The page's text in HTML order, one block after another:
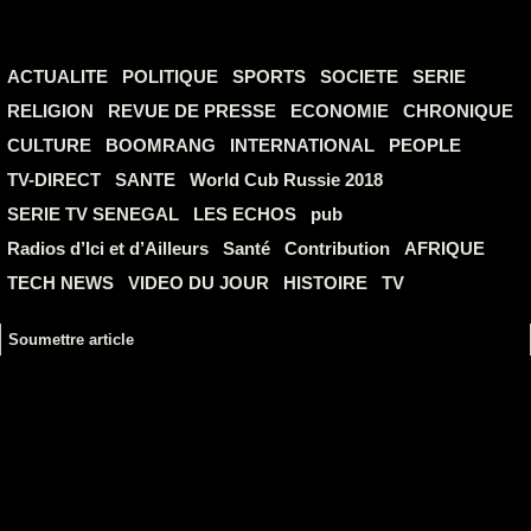
ACTUALITE POLITIQUE SPORTS SOCIETE
SERIE
RELIGION
REVUE DE PRESSE ECONOMIE
CHRONIQUE
CULTURE
BOOMRANG INTERNATIONAL
PEOPLE
TV-DIRECT
SANTE
World Cub Russie 2018
SERIE TV SENEGAL
LES ECHOS
pub
Radios d’Ici et d’Ailleurs
Santé Contribution
AFRIQUE
TECH NEWS
VIDEO DU JOUR HISTOIRE TV
Soumettre article